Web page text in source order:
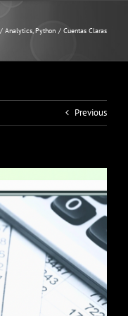
Analytics Python Cuentas Claras
Previous